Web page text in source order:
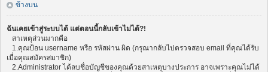
ข้างบน
ฉันเคยเข้าสู่ระบบได้ แต่ตอนนี้กลับเข้าไม่ได้?!
สาเหตุส่วนมากคือ
1.คุณป้อน username หรือ รหัสผ่าน ผิด (กรุณากลับไปตรวจสอบ email ที่คุณได้รับ
เมื่อคุณสมัครสมาชิก)
2.Administrator ได้ลบชื่อบัญชีของคุณด้วยสาเหตุบางประการ อาจเพราะคุณไม่ได้